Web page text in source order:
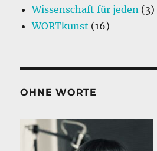
Wissenschaft für jeden (3)
WORTkunst (16)
OHNE WORTE